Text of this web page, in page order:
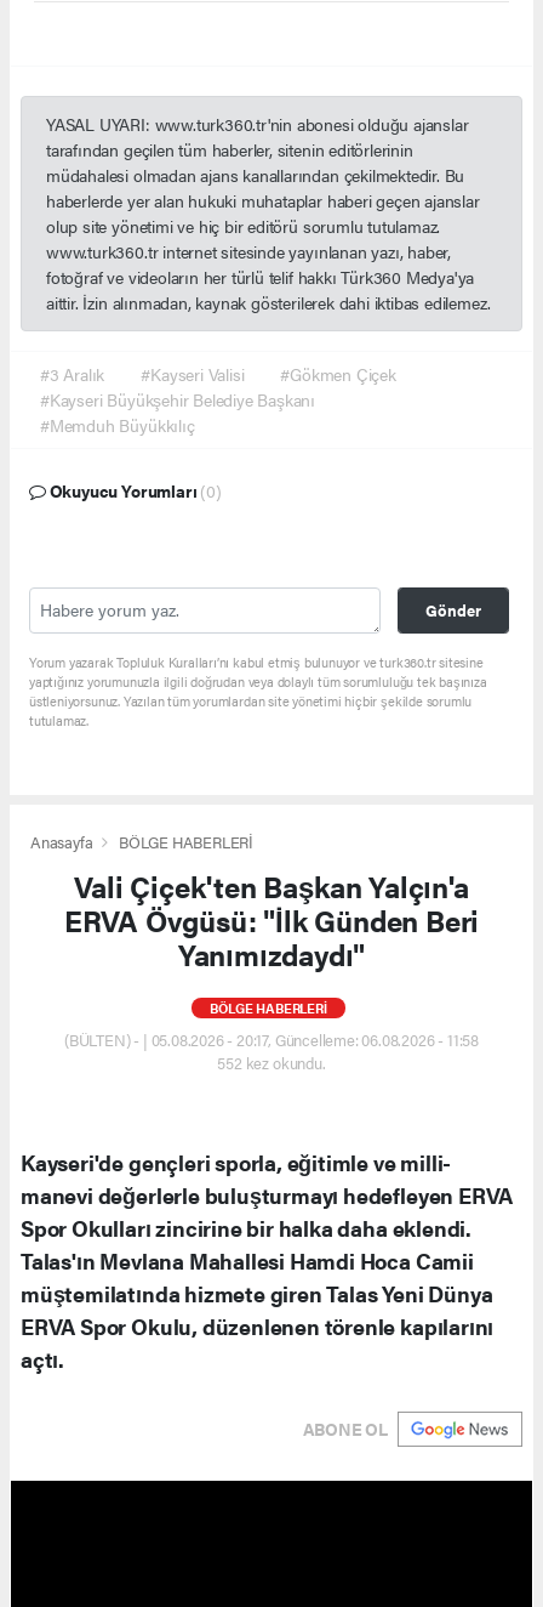
YASAL UYARI: www.turk360.tr'nin abonesi olduğu ajanslar
tarafından geçilen tüm haberler, sitenin editörlerinin
müdahalesi olmadan ajans kanallarından çekilmektedir. Bu
haberlerde yer alan hukuki muhataplar haberi geçen ajanslar
olup site yönetimi ve hiç bir editörü sorumlu tutulamaz.
www.turk360.tr internet sitesinde yayınlanan yazı, haber,
fotoğraf ve videoların her türlü telif hakkı Türk360 Medya'ya
aittir. İzin alınmadan, kaynak gösterilerek dahi iktibas edilemez.
#3 Aralık #Kayseri Valisi
#Gökmen Çiçek
#Kayseri Büyükşehir Belediye Başkanı
#Memduh Büyükkılıç
Okuyucu Yorumları (0)
Gönder
Yorum yazarak Topluluk Kuralları’nı kabul etmiş bulunuyor ve turk360.tr sitesine
yaptığınız yorumunuzla ilgili doğrudan veya dolaylı tüm sorumluluğu tek başınıza
üstleniyorsunuz. Yazılan tüm yorumlardan site yönetimi hiçbir şekilde sorumlu
tutulamaz.
Anasayfa BÖLGE HABERLERİ
Vali Çiçek'ten Başkan Yalçın'a
ERVA Övgüsü: "İlk Günden Beri
Yanımızdaydı"
BÖLGE HABERLERİ
(BÜLTEN) - | 05.08.2026 - 20:17, Güncelleme: 06.08.2026 - 11:58
552 kez okundu.
Kayseri'de gençleri sporla, eğitimle ve milli-
manevi değerlerle buluşturmayı hedefleyen ERVA
Spor Okulları zincirine bir halka daha eklendi.
Talas'ın Mevlana Mahallesi Hamdi Hoca Camii
müştemilatında hizmete giren Talas Yeni Dünya
ERVA Spor Okulu, düzenlenen törenle kapılarını
açtı.
ABONE OL